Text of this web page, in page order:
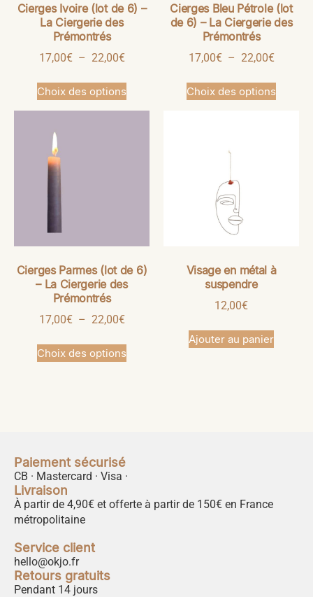
Cierges Ivoire (lot de 6) –
La Ciergerie des
Prémontrés
17,00€ – 22,00€
Choix des options
Cierges Bleu Pétrole (lot
de 6) – La Ciergerie des
Prémontrés
17,00€ – 22,00€
Choix des options
Cierges Parmes (lot de 6)
– La Ciergerie des
Prémontrés
17,00€ – 22,00€
Choix des options
Visage en métal à
suspendre
12,00€
Ajouter au panier
Paiement sécurisé
CB · Mastercard · Visa ·
Livraison
À partir de 4,90€ et offerte à partir de 150€ en France
métropolitaine
Service client
hello@okjo.fr
Retours gratuits
Pendant 14 jours